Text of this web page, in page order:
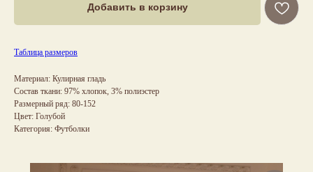
Добавить в корзину
Таблица размеров
Материал: Кулирная гладь
Состав ткани: 97% хлопок, 3% полиэстер
Размерный ряд: 80-152
Цвет: Голубой
Категория: Футболки